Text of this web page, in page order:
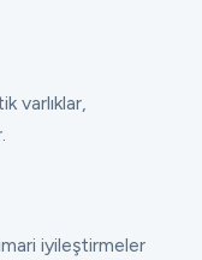
varlıklar,
iyileştirmeler